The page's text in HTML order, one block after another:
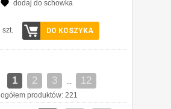
dodaj do schowka
szt. DO KOSZYKA
1 2 3 ... 12
ogółem produktów: 221